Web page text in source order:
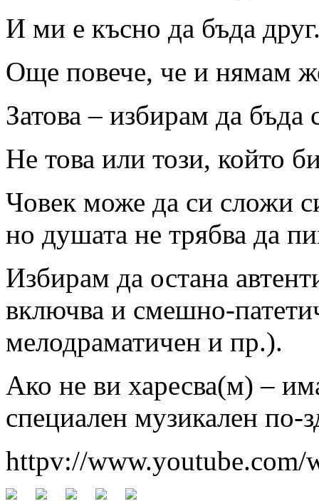
И ми е късно да бъда
Още повече, че и нямам
Затова – избирам да бъда
Не това или този, който
Човек може да си сложи
но душата не трябва да
Избирам да остана
включва и смешно-
мелодраматичен и пр.).
Ако не ви харесва(м) –
специален музикален по-
httpv://www.youtube.com/